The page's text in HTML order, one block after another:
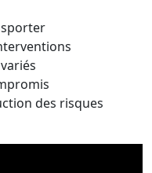
des risques